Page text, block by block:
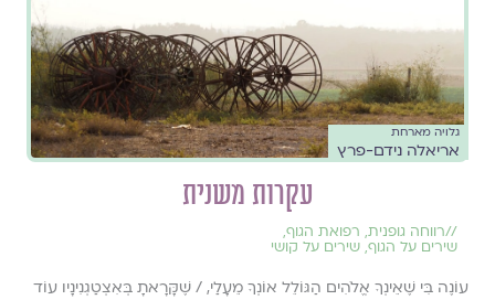
גלויה מארחת
אריאלה נידם-פרץ
עקרות משנית
//רווחה גופנית, רפואת הגוף,
שירים על הגוף, שירים על קושי
עוֹנֶה בִּי שֶׁאֵינְךָ אֱלֹהִים הַגּוֹלֵל אוֹנְךָ מֵעָלַי, / שֶׁקָּרָאתָ בְּאִצְטַגְנִינָיו עוֹד